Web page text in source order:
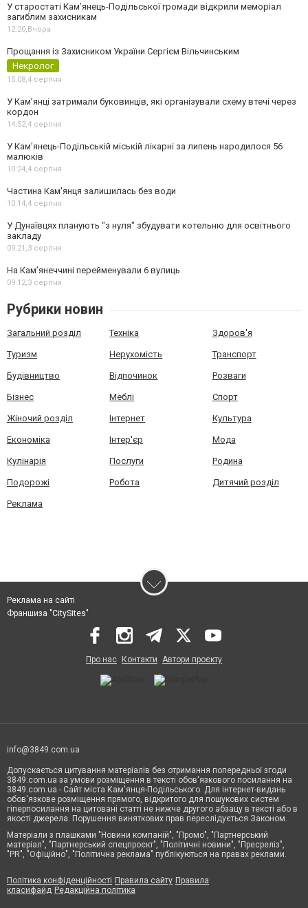
У старостаті Кам’янець-Подільської громади відкрили меморіал
загиблим захисникам
12:20,Вчора
Прощання із Захисником України Сергієм Вільчинським
Некролог
15:08,4 серпня
У Кам’янці затримали буковинців, які організували схему втечі через
кордон
14:52,4 серпня
У Кам’янець-Подільській міській лікарні за липень народилося 56
малюків
10:24,4 серпня
Частина Кам'янця залишилась без води
10:14,4 серпня
У Дунаївцях планують "з нуля" збудувати котельню для освітнього
закладу
09:21,3 серпня
На Камʼянеччині перейменували 6 вулиць
09:12,3 серпня
Рубрики новин
Загальний розділ Техніка Здоров'я
Туризм Нерухомість Транспорт
Будівництво Відпочинок Розваги
Бізнес Меблі Спорт
Жіночий розділ Інтернет Культура
Економіка Інтер'єр Мода
Кулінарія Послуги Родина
Подорожі Робота Дитячий розділ
Реклама
Реклама на сайті
Франшиза "CitySites"
Про нас Контакти Автори проєкту
info@3849.com.ua
Допускається цитування матеріалів без отримання попередньої згоди
3849.com.ua за умови розміщення в тексті обов'язкового посилання на
3849.com.ua - Сайт міста Кам'янця-Подільського. Для інтернет-видань
обов'язкове розміщення прямого, відкритого для пошукових систем
гіперпосилання на цитовані статті не нижче другого абзацу в тексті або в
якості джерела. Порушення виняткових прав переслідується Законом.
Матеріали з плашками "Новини компаній", "Промо", "Партнерський
матеріал", "Партнерський спецпроєкт", "Політичні новини", "Пресреліз",
"PR", "Офіційно", "Політична реклама" публікуються на правах реклами.
Політика конфіденційності Правила сайту Правила
класифайд Редакційна політика